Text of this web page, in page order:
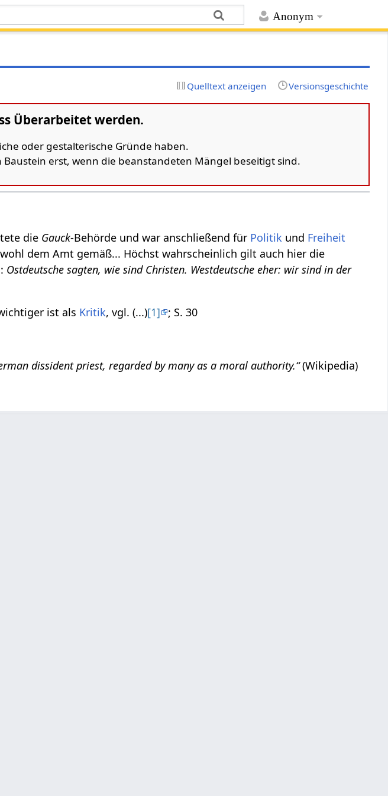
Anonym
Quelltext anzeigen Versionsgeschichte
Überarbeitet werden.
oder gestalterische Gründe haben.
erst, wenn die beanstandeten Mängel beseitigt sind.
die Gauck-Behörde und war anschließend für Politik und Freiheit
dem Amt gemäß... Höchst wahrscheinlich gilt auch hier die
Ostdeutsche sagten, wie sind Christen. Westdeutsche eher: wir sind in der
ist als Kritik, vgl. (...)[1] ; S. 30
dissident priest, regarded by many as a moral authority.“(Wikipedia)